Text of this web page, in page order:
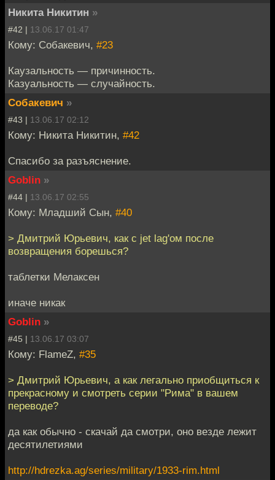
Никита Никитин »
#42 | 13.06.17 01:47
Кому: Собакевич, #23
Каузальность — причинность.
Казуальность — случайность.
Собакевич »
#43 | 13.06.17 02:12
Кому: Никита Никитин, #42
Спасибо за разъяснение.
Goblin »
#44 | 13.06.17 02:55
Кому: Младший Сын, #40
> Дмитрий Юрьевич, как с jet lag'ом после
возвращения борешься?
таблетки Мелаксен
иначе никак
Goblin »
#45 | 13.06.17 03:07
Кому: FlameZ, #35
> Дмитрий Юрьевич, а как легально приобщиться к
прекрасному и смотреть серии "Рима" в вашем
переводе?
да как обычно - скачай да смотри, оно везде лежит
десятилетиями
http://hdrezka.ag/series/military/1933-rim.html